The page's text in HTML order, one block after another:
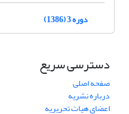
دوره 3 (1386)
دسترسی سریع
صفحه اصلی
درباره نشریه
اعضای هیات تحریریه